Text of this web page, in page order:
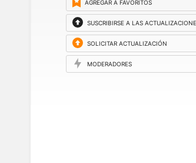
AGREGAR A FAVORITOS
SUSCRIBIRSE A LAS
SOLICITAR ACTUALIZACIÓN
MODERADORES